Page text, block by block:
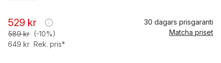
529 kr
589 kr (-10%)
649 kr Rek. pris*
30 dagars prisgaranti
Matcha priset